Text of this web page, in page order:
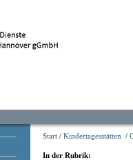
Start / Kindertagesstätten /
In der Rubrik: